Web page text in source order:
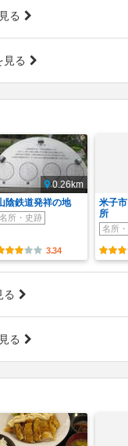
る
見る
0.26km
陰鉄道発祥の地
名所・史跡
3.34
米子
所
名所
る
る